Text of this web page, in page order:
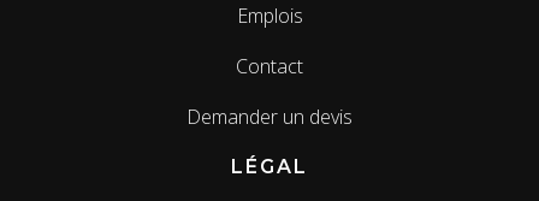
Emplois
Contact
Demander un devis
LÉGAL